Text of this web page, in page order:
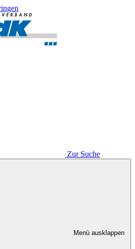
Zur Suche
Menü ausklappen